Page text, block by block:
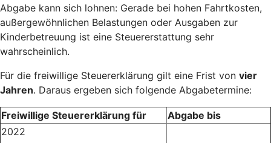
Abgabe kann sich lohnen: Gerade bei hohen Fahrtkosten,
außergewöhnlichen Belastungen oder Ausgaben zur
Kinderbetreuung ist eine Steuererstattung sehr
wahrscheinlich.
Für die freiwillige Steuererklärung gilt eine Frist von vier
Jahren. Daraus ergeben sich folgende Abgabetermine:
Freiwillige Steuererklärung für
Abgabe bis
2022